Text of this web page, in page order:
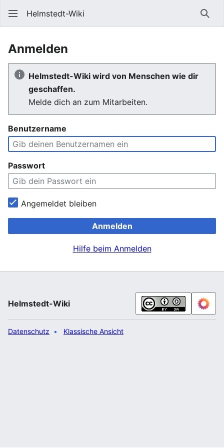
Helmstedt-Wiki
Anmelden
Helmstedt-Wiki wird von Menschen wie dir
geschaffen.
Melde dich an zum Mitarbeiten.
Benutzername
Passwort
Angemeldet bleiben
Anmelden
Hilfe beim Anmelden
Helmstedt-Wiki
Datenschutz Klassische Ansicht